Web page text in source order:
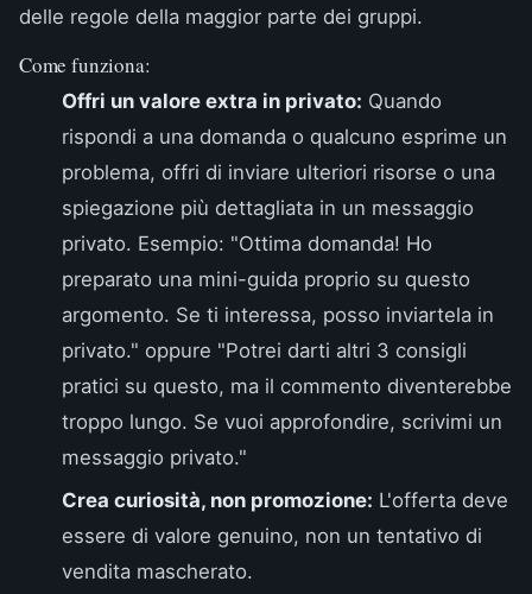
delle regole della maggior parte dei gruppi.
Come funziona:
Offri un valore extra in privato: Quando
rispondi a una domanda o qualcuno esprime un
problema, offri di inviare ulteriori risorse o una
spiegazione più dettagliata in un messaggio
privato. Esempio: "Ottima domanda! Ho
preparato una mini-guida proprio su questo
argomento. Se ti interessa, posso inviartela in
privato." oppure "Potrei darti altri 3 consigli
pratici su questo, ma il commento diventerebbe
troppo lungo. Se vuoi approfondire, scrivimi un
messaggio privato."
Crea curiosità, non promozione: L'offerta deve
essere di valore genuino, non un tentativo di
vendita mascherato.